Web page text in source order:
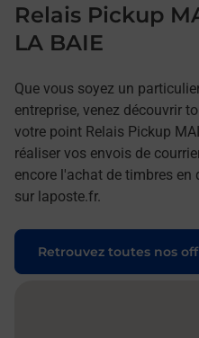
Relais Pickup
LA BAIE
Que vous soyez un
entreprise, venez découvrir
votre point Relais Pickup
réaliser vos envois de
encore l'achat de timbres en
sur laposte.fr.
Retrouvez toutes nos